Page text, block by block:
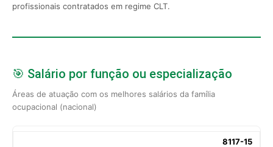
profissionais contratados em regime CLT.
🎯 Salário por função ou especialização
Áreas de atuação com os melhores salários da família
ocupacional (nacional)
8117-15